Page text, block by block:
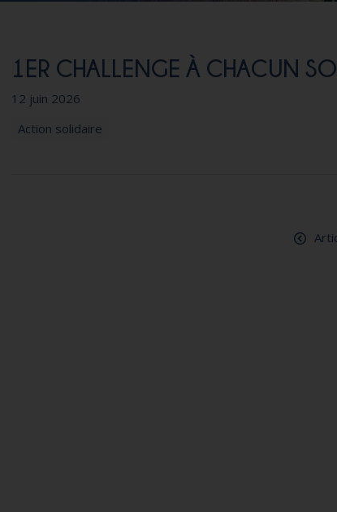
1ER CHALLENGE À CHACUN
12 juin 2026
Action solidaire